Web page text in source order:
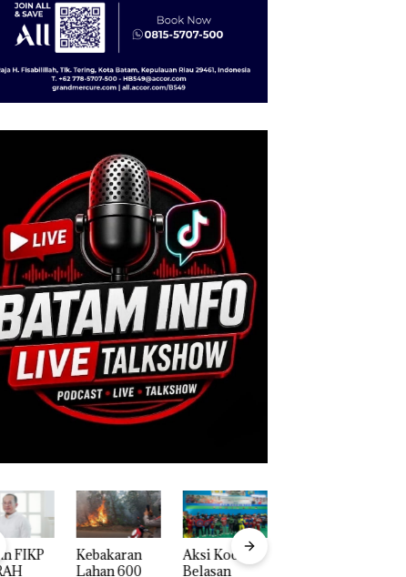
FIKP
Kebakaran
Lahan 600
Aksi Kocak
Belasan